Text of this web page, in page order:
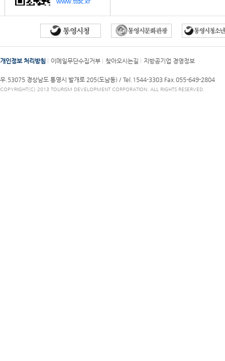
개인정보 처리방침 이메일무단수집거부 찾아오시는길 지방공기업 경영정보
우.53075 경상남도 통영시 발개로 205(도남동) / Tel.1544-3303 Fax.055-649-2804
COPYRIGHT(C) 2013 TOURISM DEVELOPMENT CORPORATION. ALL RIGHTS RESERVED.